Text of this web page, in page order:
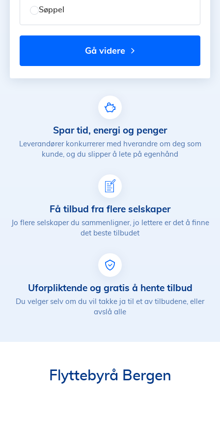
Søppel
gå videre
Spar tid, energi og penger
Leverandører konkurrerer med hverandre om deg som
kunde, og du slipper å lete på egenhånd
Få tilbud fra flere selskaper
Jo flere selskaper du sammenligner, jo lettere er det å finne
det beste tilbudet
Uforpliktende og gratis å hente tilbud
Du velger selv om du vil takke ja til et av tilbudene, eller
avslå alle
Flyttebyrå Bergen